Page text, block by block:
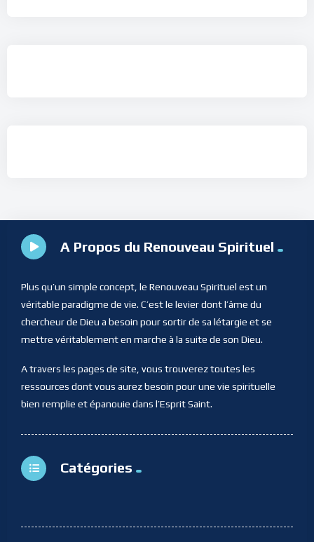
A Propos du Renouveau Spirituel
Plus qu’un simple concept, le Renouveau Spirituel est un
véritable paradigme de vie. C’est le levier dont l’âme du
chercheur de Dieu a besoin pour sortir de sa létargie et se
mettre véritablement en marche à la suite de son Dieu.
A travers les pages de site, vous trouverez toutes les
ressources dont vous aurez besoin pour une vie spirituelle
bien remplie et épanouie dans l’Esprit Saint.
Catégories